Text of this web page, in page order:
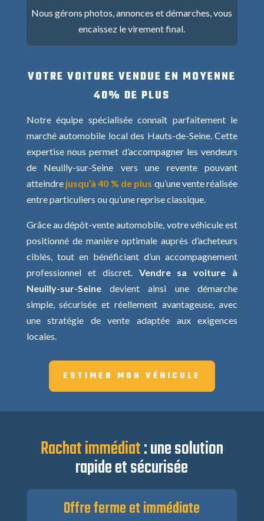
Nous gérons photos, annonces et démarches, vous
encaissez le virement final.
VOTRE VOITURE VENDUE EN MOYENNE
40% DE PLUS
Notre équipe spécialisée connaît parfaitement le
marché automobile local des Hauts-de-Seine. Cette
expertise nous permet d’accompagner les vendeurs
de Neuilly-sur-Seine vers une revente pouvant
atteindre jusqu’à 40 % de plus qu’une vente réalisée
entre particuliers ou qu’une reprise classique.
Grâce au dépôt-vente automobile, votre véhicule est
positionné de manière optimale auprès d’acheteurs
ciblés, tout en bénéficiant d’un accompagnement
professionnel et discret. Vendre sa voiture à
Neuilly-sur-Seinedevient ainsi une démarche
simple, sécurisée et réellement avantageuse, avec
une stratégie de vente adaptée aux exigences
locales.
ESTIMER MON VÉHICULE
Rachat immédiat: une solution
rapide et sécurisée
Offre ferme et immédiate